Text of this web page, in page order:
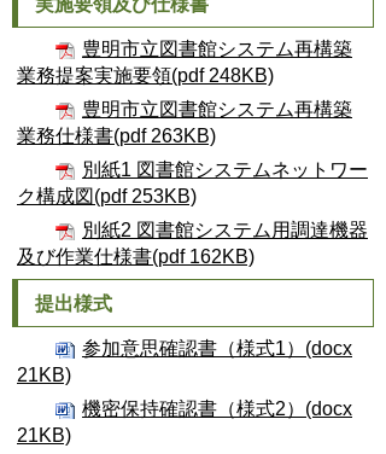
実施要領及び仕様書
豊明市立図書館システム再構築
業務提案実施要領(pdf 248KB)
豊明市立図書館システム再構築
業務仕様書(pdf 263KB)
別紙1 図書館システムネットワー
ク構成図(pdf 253KB)
別紙2 図書館システム用調達機器
及び作業仕様書(pdf 162KB)
提出様式
参加意思確認書（様式1）(docx
21KB)
機密保持確認書（様式2）(docx
21KB)